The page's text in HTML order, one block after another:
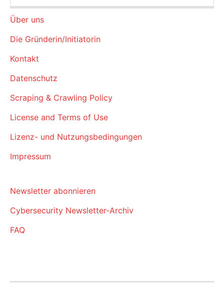
Über uns
Die Gründerin/Initiatorin
Kontakt
Datenschutz
Scraping & Crawling Policy
License and Terms of Use
Lizenz- und Nutzungsbedingungen
Impressum
Newsletter abonnieren
Cybersecurity Newsletter-Archiv
FAQ